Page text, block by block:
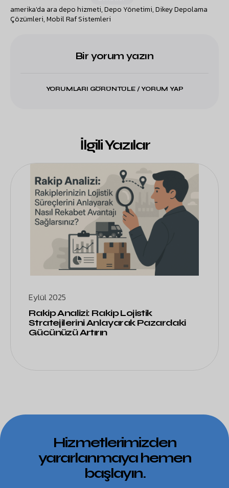
amerika'da ara depo hizmeti,Depo Yönetimi,Dikey Depolama
Çözümleri,Mobil Raf Sistemleri
Bir yorum yazın
YORUMLARI GÖRÜNTÜLE / YORUM YAP
İlgili Yazılar
Eylül 2025
Rakip Analizi: Rakip Lojistik
Stratejilerini Anlayarak Pazardaki
Gücünüzü Artırın
Hizmetlerimizden
yararlanmaya hemen
başlayın.